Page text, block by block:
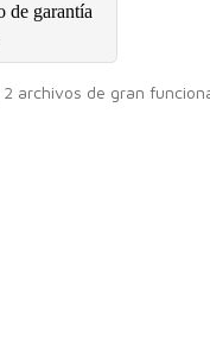
de garantía
archivos de gran